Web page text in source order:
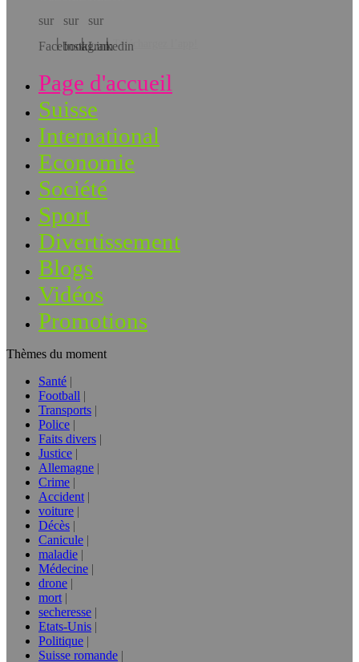
Téléchargez l’app!
Page d'accueil
Suisse
International
Economie
Société
Sport
Divertissement
Blogs
Vidéos
Promotions
Thèmes du moment
Santé
Football
Transports
Police
Faits divers
Justice
Allemagne
Crime
Accident
voiture
Décès
Canicule
maladie
Médecine
drone
mort
secheresse
Etats-Unis
Politique
Suisse romande